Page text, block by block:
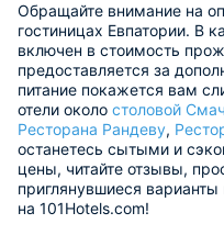
Обращайте внимание на
гостиницах Евпатории. В
включен в стоимость
предоставляется за
питание покажется вам
отели около столовой
Ресторана Рандеву,
останетесь сытыми и
цены, читайте отзывы,
приглянувшиеся
на 101Hotels.com!